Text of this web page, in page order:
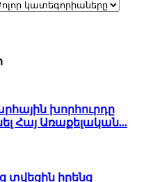
խորհուրդը
Հայ Առաքելական...
տվեցին իրենց